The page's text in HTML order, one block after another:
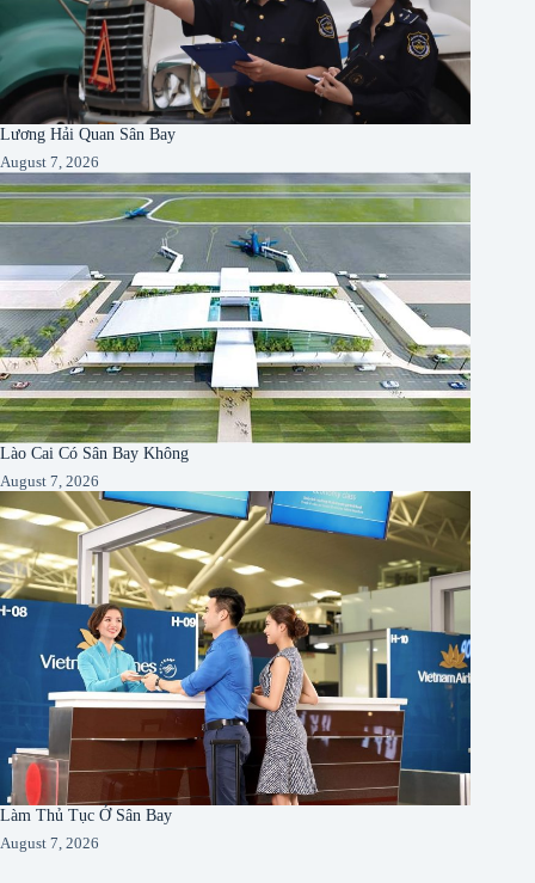
Lương Hải Quan Sân Bay
August 7, 2026
Lào Cai Có Sân Bay Không
August 7, 2026
Làm Thủ Tục Ở Sân Bay
August 7, 2026